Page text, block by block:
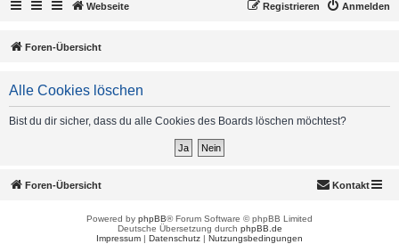
Webseite Anmelden
Registrieren
Foren-Übersicht
Alle Cookies löschen
Bist du dir sicher, dass du alle Cookies des Boards löschen möchtest?
Foren-Übersicht Kontakt
Powered by phpBB® Forum Software © phpBB Limited
Deutsche Übersetzung durch phpBB.de
Impressum | Datenschutz | Nutzungsbedingungen